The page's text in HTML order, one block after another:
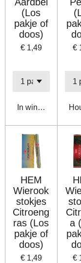
(Los
pakje of
doos)
€ 1,49
In winkelwagen
€
HEM
Wierook
stokjes
Citroeng
ras (Los
pakje of
doos)
€ 1,49
a
€